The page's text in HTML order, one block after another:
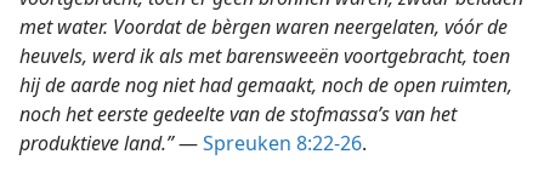
met water. Voordat de bèrgen waren neergelaten, vóór de
heuvels, werd ik als met barensweeën voortgebracht, toen
hij de aarde nog niet had gemaakt, noch de open ruimten,
noch het eerste gedeelte van de stofmassa’s van het
produktieve land.”—Spreuken 8:22-26.